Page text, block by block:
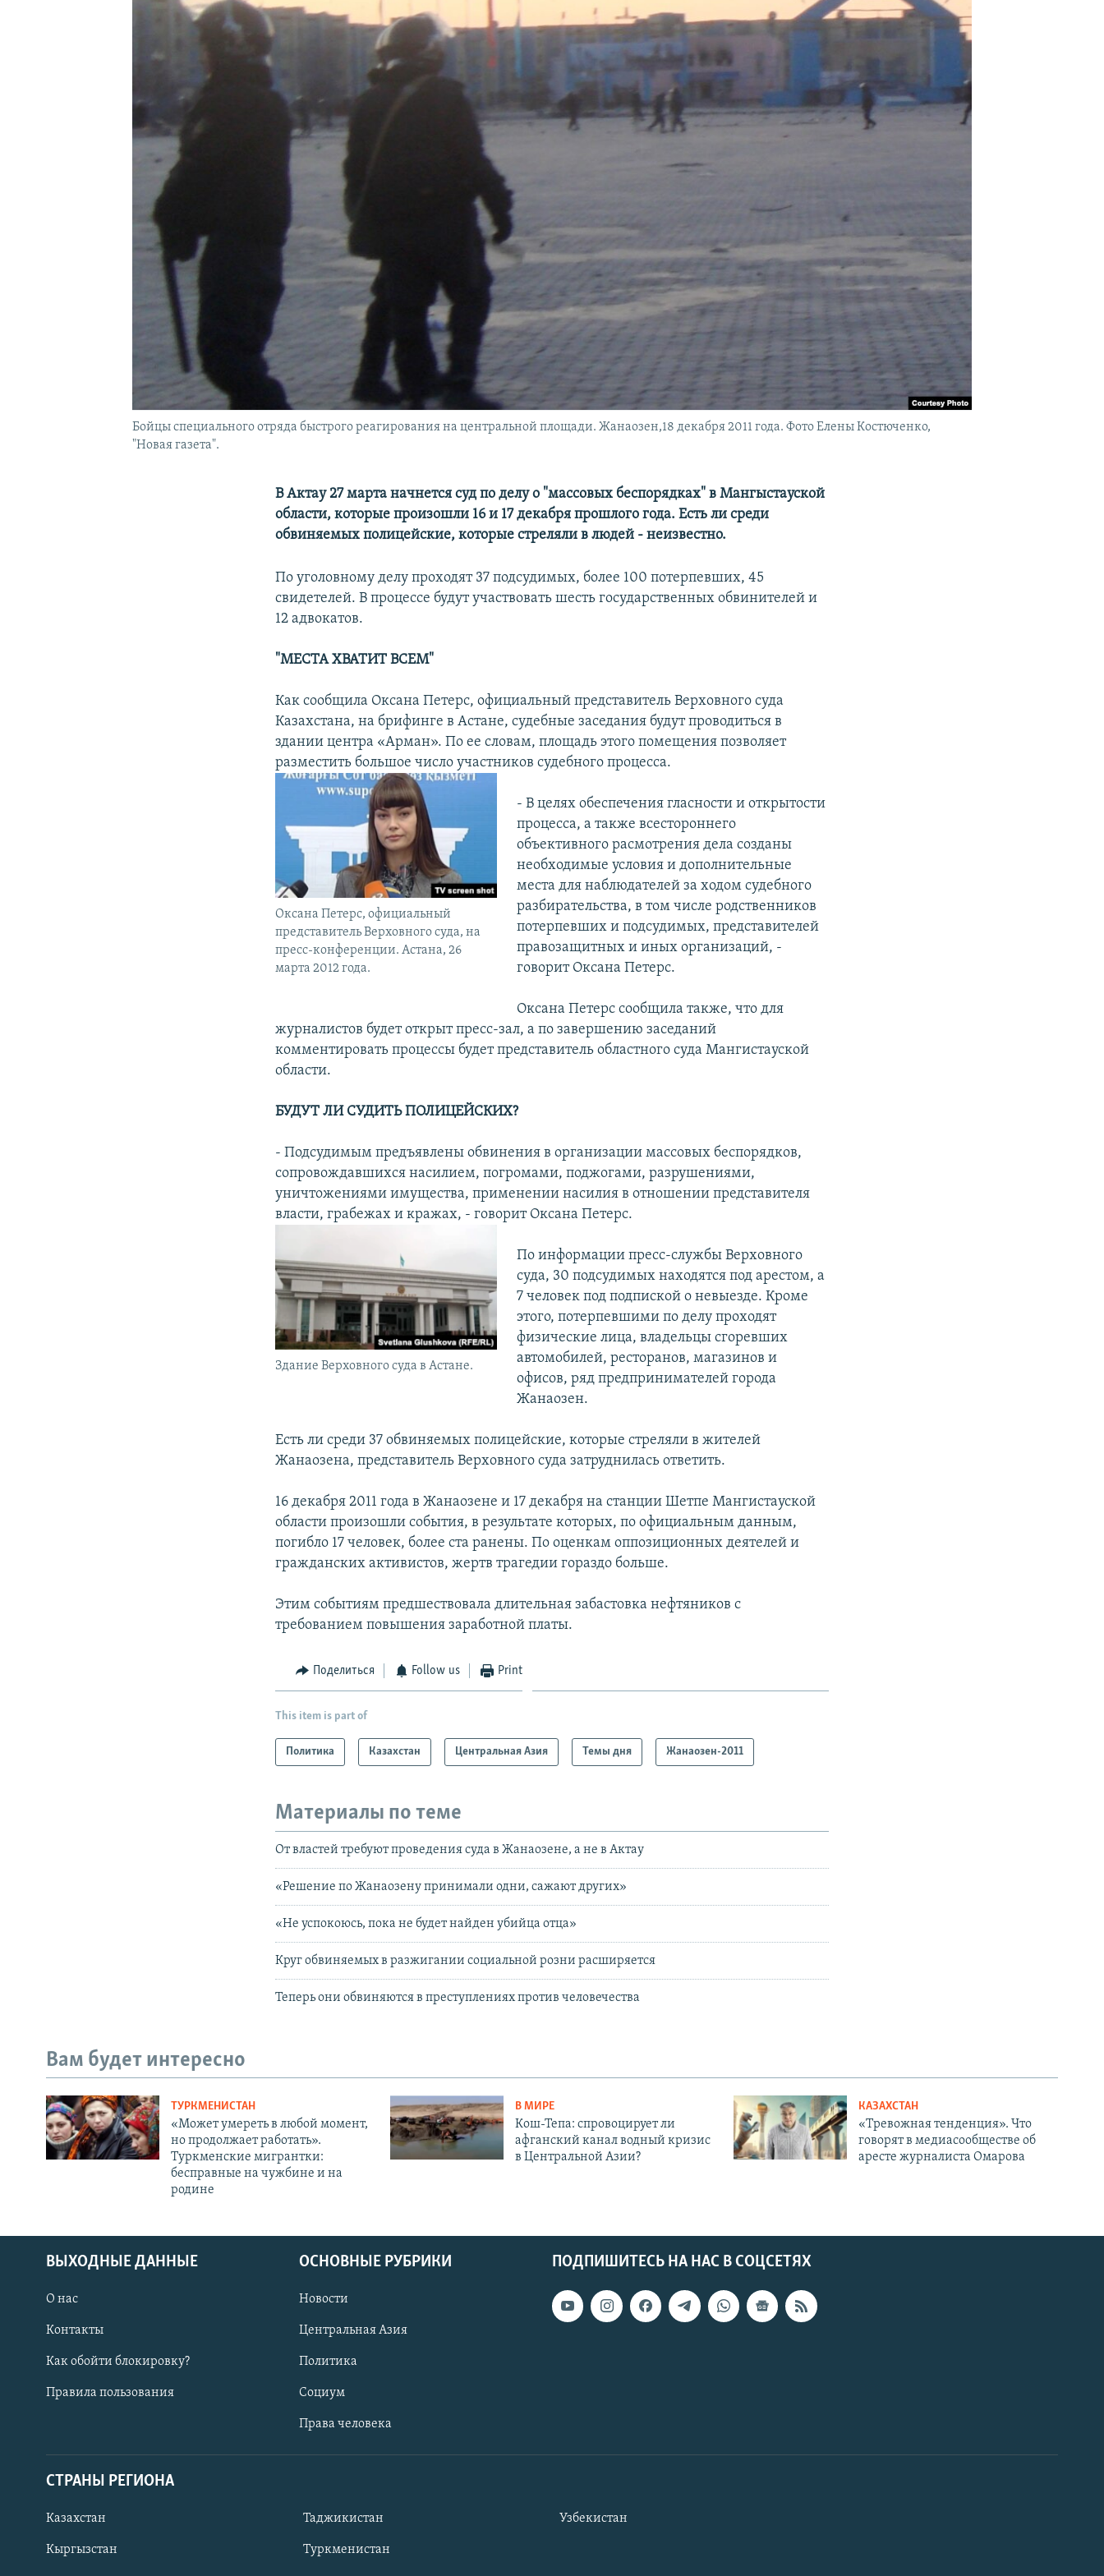
Бойцы специального отряда быстрого реагирования на центральной площади. Жанаозен,18 декабря 2011 года. Фото Елены Костюченко,
"Новая газета".
В Актау 27 марта начнется суд по делу о "массовых беспорядках" в Мангыстауской
области, которые произошли 16 и 17 декабря прошлого года. Есть ли среди
обвиняемых полицейские, которые стреляли в людей - неизвестно.
По уголовному делу проходят 37 подсудимых, более 100 потерпевших, 45
свидетелей. В процессе будут участвовать шесть государcтвенных обвинителей и
12 адвокатов.
"МЕСТА ХВАТИТ ВСЕМ"
Как сообщила Оксана Петерс, официальный представитель Верховного суда
Казахстана, на брифинге в Астане, судебные заседания будут проводиться в
здании центра «Арман». По ее словам, площадь этого помещения позволяет
разместить большое число участников судебного процесса.
Оксана Петерс, официальный
представитель Верховного суда, на
пресс-конференции. Астана, 26
марта 2012 года.
- В целях обеспечения гласности и открытости
процесса, а также всестороннего
объективного расмотрения дела созданы
необходимые условия и дополнительные
места для наблюдателей за ходом судебного
разбирательства, в том числе родственников
потерпевших и подсудимых, представителей
правозащитных и иных организаций, -
говорит Оксана Петерс.
Оксана Петерс сообщила также, что для
журналистов будет открыт пресс-зал, а по завершению заседаний
комментировать процессы будет представитель областного суда Мангистауской
области.
БУДУТ ЛИ СУДИТЬ ПОЛИЦЕЙСКИХ?
- Подсудимым предъявлены обвинения в организации массовых беспорядков,
сопровождавшихся насилием, погромами, поджогами, разрушениями,
уничтожениями имущества, применении насилия в отношении представителя
власти, грабежах и кражах, - говорит Оксана Петерс.
Здание Верховного суда в Астане.
По информации пресс-службы Верховного
суда, 30 подсудимых находятся под арестом, а
7 человек под подпиской о невыезде. Кроме
этого, потерпевшими по делу проходят
физические лица, владельцы сгоревших
автомобилей, ресторанов, магазинов и
офисов, ряд предпринимателей города
Жанаозен.
Есть ли среди 37 обвиняемых полицейские, которые стреляли в жителей
Жанаозена, представитель Верховного суда затруднилась ответить.
16 декабря 2011 года в Жанаозене и 17 декабря на станции Шетпе Мангистауской
области произошли события, в результате которых, по официальным данным,
погибло 17 человек, более ста ранены. По оценкам оппозиционных деятелей и
гражданских активистов, жертв трагедии гораздо больше.
Этим событиям предшествовала длительная забастовка нефтяников с
требованием повышения заработной платы.
Поделиться Follow us Print
This item is part of
Политика Казахстан Центральная Азия Темы дня Жанаозен-2011
Материалы по теме
От властей требуют проведения суда в Жанаозене, а не в Актау
«Решение по Жанаозену принимали одни, сажают других»
«Не успокоюсь, пока не будет найден убийца отца»
Круг обвиняемых в разжигании социальной розни расширяется
Теперь они обвиняются в преступлениях против человечества
Вам будет интересно
ТУРКМЕНИСТАН
«Может умереть в любой момент,
но продолжает работать».
Туркменские мигрантки:
бесправные на чужбине и на
родине
В МИРЕ
Кош-Тепа: спровоцирует ли
афганский канал водный кризис
в Центральной Азии?
КАЗАХСТАН
«Тревожная тенденция». Что
говорят в медиасообществе об
аресте журналиста Омарова
ПОДПИШИТЕСЬ НА НАС В СОЦСЕТЯХ
ВЫХОДНЫЕ ДАННЫЕ
О нас
Контакты
Как обойти блокировку?
Правила пользования
ОСНОВНЫЕ РУБРИКИ
Новости
Центральная Азия
Политика
Социум
Права человека
СТРАНЫ РЕГИОНА
Казахстан
Кыргызстан
Таджикистан
Туркменистан
Узбекистан